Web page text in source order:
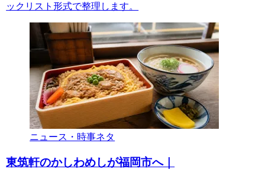
ックリスト形式で整理します。
ニュース・時事ネタ
東筑軒のかしわめしが福岡市へ｜